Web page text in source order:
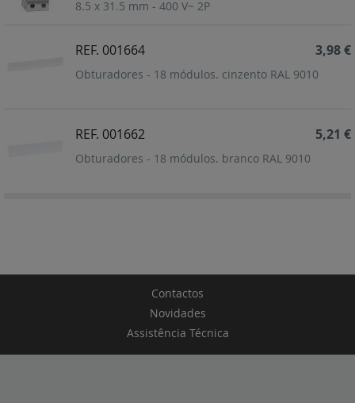
8.5 x 31.5 mm - 400 V~ 2P
REF. 001664
Obturadores - 18 módulos. cinzento RAL 9010
3,98 €
REF. 001662
Obturadores - 18 módulos. branco RAL 9010
5,21 €
Contactos
Novidades
Assistência Técnica